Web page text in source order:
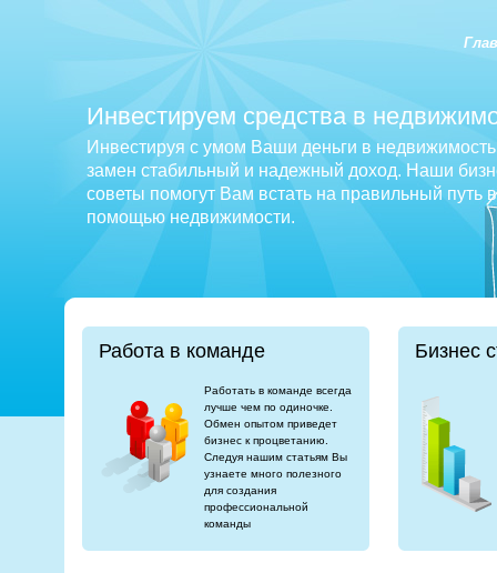
Инвестируем средства в
Инвестируя с умом Ваши деньги в
замен стабильный и надежный доход. Наши
советы помогут Вам встать на правильный путь
помощью недвижимости.
Работа в команде
Работать в команде всегда
лучше чем по одиночке.
Обмен опытом приведет
бизнес к процветанию.
Следуя нашим статьям Вы
узнаете много полезного
для создания
профессиональной
команды
Бизнес